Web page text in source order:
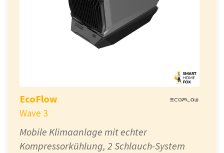
EcoFlow
Wave 3
Mobile Klimaanlage mit echter
Kompressorkühlung, 2 Schlauch-System